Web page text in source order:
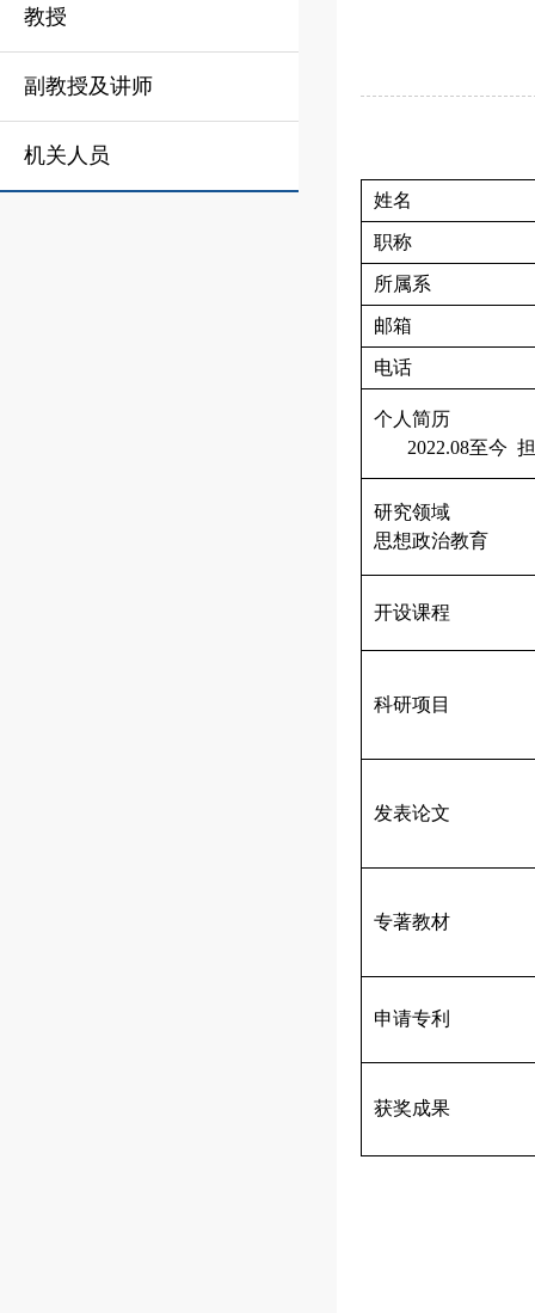
教授
副教授及讲师
机关人员
姓名
职称
所属系
邮箱
电话
个人简历
2022.08至今
研究领域
思想政治教育
开设课程
科研项目
发表论文
专著教材
申请专利
获奖成果